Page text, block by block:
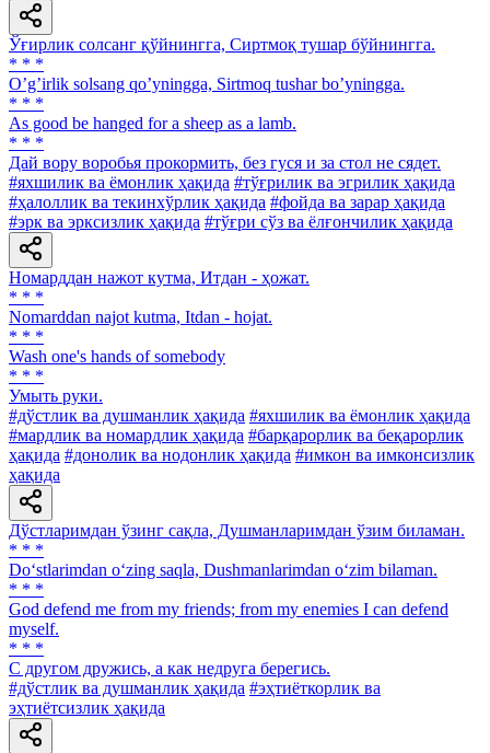
Ўғирлик солсанг қўйнингга, Сиртмоқ тушар бўйнингга.
* * *
Oʼgʼirlik solsang qoʼyningga, Sirtmoq tushar boʼyningga.
* * *
As good be hanged for a sheep as a lamb.
* * *
Дай вору воробья прокормить, без гуся и за стол не сядет.
#яхшилик ва ёмонлик ҳақида #тўғрилик ва эгрилик ҳақида
#ҳалоллик ва текинхўрлик ҳақида #фойда ва зарар ҳақида
#эрк ва эрксизлик ҳақида #тўғри сўз ва ёлғончилик ҳақида
Номарддан нажот кутма, Итдан - ҳожат.
* * *
Nomarddan najot kutma, Itdan - hojat.
* * *
Wash one's hands of somebody
* * *
Умыть руки.
#дўстлик ва душманлик ҳақида #яхшилик ва ёмонлик ҳақида
#мардлик ва номардлик ҳақида #барқарорлик ва беқарорлик
ҳақида #донолик ва нодонлик ҳақида #имкон ва имконсизлик
ҳақида
Дўстларимдан ўзинг сақла, Душманларимдан ўзим биламан.
* * *
Do‘stlarimdan o‘zing saqla, Dushmanlarimdan o‘zim bilaman.
* * *
God defend me from my friends; from my enemies I can defend
myself.
* * *
С другом дружись, а как недруга берегись.
#дўстлик ва душманлик ҳақида #эҳтиёткорлик ва
эҳтиётсизлик ҳақида